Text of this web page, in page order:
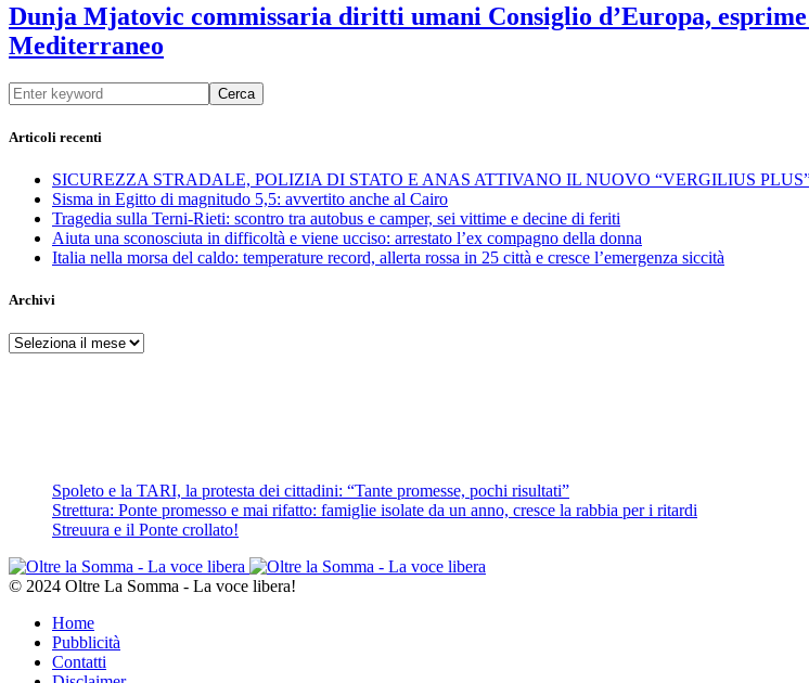
Dunja Mjatovic commissaria diritti umani Consiglio d’Europa,
Mediterraneo
Cerca
Articoli recenti
SICUREZZA STRADALE, POLIZIA DI STATO E ANAS ATTIVANO IL NUOVO “VERGILIUS
Sisma in Egitto di magnitudo 5,5: avvertito anche al Cairo
Tragedia sulla Terni-Rieti: scontro tra autobus e camper, sei vittime e decine di feriti
Aiuta una sconosciuta in difficoltà e viene ucciso: arrestato l’ex compagno della donna
Italia nella morsa del caldo: temperature record, allerta rossa in 25 città e cresce l’emergenza siccità
Archivi
Archivi
Spoleto e la TARI, la protesta dei cittadini: “Tante promesse, pochi risultati”
Strettura: Ponte promesso e mai rifatto: famiglie isolate da un anno, cresce la rabbia per i ritardi
Streuura e il Ponte crollato!
© 2024 Oltre La Somma - La voce libera!
Home
Pubblicità
Contatti